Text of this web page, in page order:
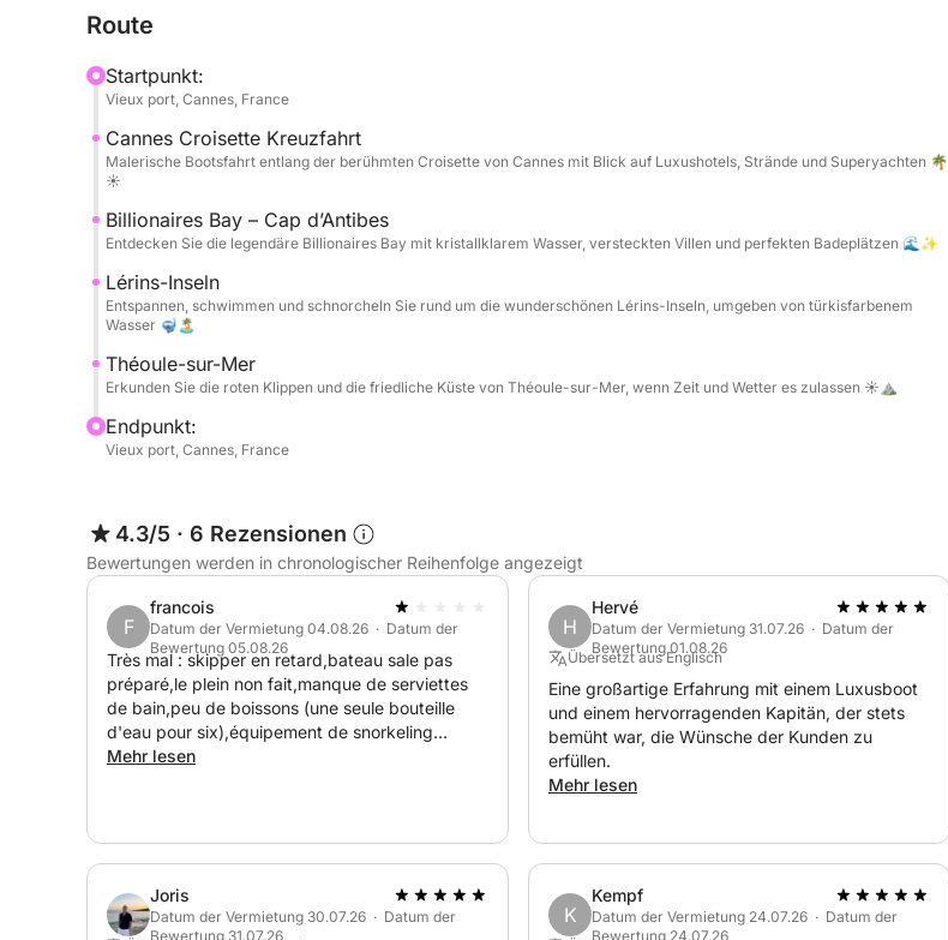
Verfügung, ebenso wie Bluetooth-Musik und komfortable Liegeflächen.
Eine Flasche Roséwein 🍷, Wasser und Softdrinks sind inklusive, um Ihr Erlebnis noch
angenehmer zu gestalten. Auch der Treibstoff ist im Preis enthalten, sodass Sie den Tag
einfach und ohne versteckte Kosten genießen können.
der Côte d’Azur verbringen möchten.
📸 Kostenloses Drohnenfoto- und Videopaket
professionelle Drohnenfotos und filmreife Videos, die Sie behalten und mit Freunden und
Familie teilen können.
Perfekt für:
• Familienausflüge 👨‍👩‍👧‍👦
• Paare ❤️
• Social-Media-Content 📸
Route
Startpunkt:
Vieux port, Cannes, France
Cannes Croisette Kreuzfahrt
Malerische Bootsfahrt entlang der berühmten Croisette von Cannes mit Blick auf Luxushotels, Strände und Superyachten 🌴
☀️
Billionaires Bay – Cap d’Antibes
Entdecken Sie die legendäre Billionaires Bay mit kristallklarem Wasser, versteckten Villen und perfekten Badeplätzen 🌊✨
Lérins-Inseln
Entspannen, schwimmen und schnorcheln Sie rund um die wunderschönen Lérins-Inseln, umgeben von türkisfarbenem
Wasser 🤿🏝️
Théoule-sur-Mer
Erkunden Sie die roten Klippen und die friedliche Küste von Théoule-sur-Mer, wenn Zeit und Wetter es zulassen ☀️⛰️
Endpunkt:
Vieux port, Cannes, France
4.3/5 · 6 Rezensionen
Bewertungen werden in chronologischer Reihenfolge angezeigt
F
francois
Datum der Vermietung 04.08.26 · Datum der
Bewertung 05.08.26
Très mal : skipper en retard,bateau sale pas
préparé,le plein non fait,manque de serviettes
de bain,peu de boissons (une seule bouteille
d'eau pour six),équipement de snorkeling
uniquement pour enfants et sales (couverts de
18H). Location à la limite de l'escroquerie.
Mehr lesen
H
Hervé
Datum der Vermietung 31.07.26 · Datum der
Bewertung 01.08.26
Übersetzt aus Englisch
Eine großartige Erfahrung mit einem Luxusboot
und einem hervorragenden Kapitän, der stets
bemüht war, die Wünsche der Kunden zu
erfüllen.
Mehr lesen
Joris
Datum der Vermietung 30.07.26 · Datum der
Bewertung 31.07.26
K
Kempf
Datum der Vermietung 24.07.26 · Datum der
Bewertung 24.07.26